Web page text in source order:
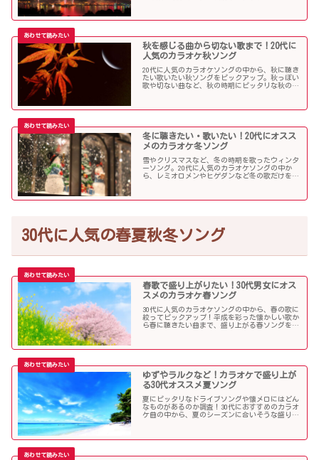
秋を感じる曲から切ない歌まで！20代に
人気のカラオケ秋ソング
20代に人気のカラオケソングの中から、秋に聴き
たい歌いたい秋ソングをピックアップ。秋っぽい
歌や切ない曲など、秋の時期にピッタリな秋の歌
冬に聴きたい・歌いたい！20代にオスス
メのカラオケ冬ソング
雪やクリスマスなど、冬の時期を歌ったウィンタ
ーソング。20代に人気のカラオケソングの中か
ら、レミオロメンやヒゲダンなど冬の歌だけを個
30代に人気の春夏秋冬ソング
春歌で盛り上がりたい！30代男女にオス
スメのカラオケ春ソング
30代に人気のカラオケソングの中から、春の歌に
絞ってピックアップ！平成を彩った懐かしい歌か
ら春に聴きたい曲まで、盛り上がる春ソングを集
ゆずやラルクなど！カラオケで盛り上が
る30代オススメ夏ソング
夏にピッタリなドライブソングや懐メロにはどん
なものがあるのか調査！30代におすすめのカラオ
ケ曲の中から、夏のシーズンに合いそうな盛り上